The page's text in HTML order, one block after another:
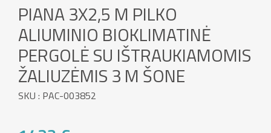
PIANA 3X2,5 M PILKO
ALIUMINIO BIOKLIMATINĖ
PERGOLĖ SU IŠTRAUKIAMOMIS
ŽALIUZĖMIS 3 M ŠONE
SKU : PAC-003852